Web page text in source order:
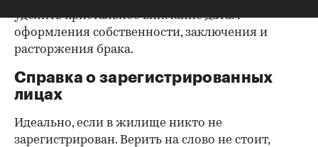
уделить пристальное внимание датам
оформления собственности, заключения и
расторжения брака.
Справка о зарегистрированных
лицах
Идеально, если в жилище никто не
зарегистрирован. Верить на слово не стоит,